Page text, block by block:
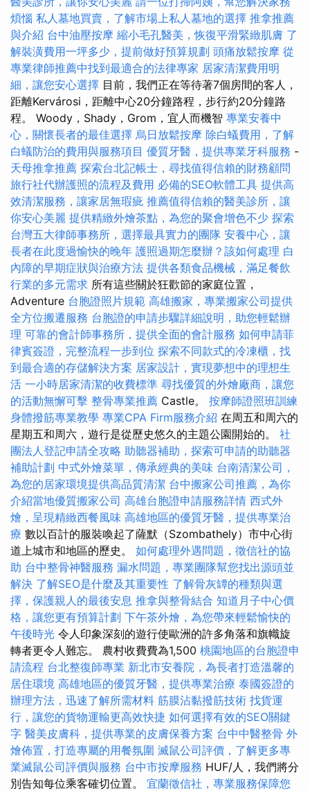
煩惱 私人墓地買賣，了解市場上私人墓地的選擇 推拿推薦
與介紹 台中油壓按摩 縮小毛孔醫美，恢復平滑緊緻肌膚 了
解裝潢費用一坪多少，提前做好預算規劃 頭痛放鬆按摩 從
專業律師推薦中找到最適合的法律專家 居家清潔費用明
細，讓您安心選擇 目前，我們正在等待著7個房間的客人，
距離Kervárosi，距離中心20分鐘路程，步行約20分鐘路
程。 Woody，Shady，Grom，宜人而機智 專業安養中
心，關懷長者的最佳選擇 烏日放鬆按摩 除白蟻費用，了解
白蟻防治的費用與服務項目 優質牙醫，提供專業牙科服務 -
天母推拿推薦 探索台北記帳士，尋找值得信賴的財務顧問
旅行社代辦護照的流程及費用 必備的SEO軟體工具 提供高
效清潔服務，讓家居無瑕疵 推薦值得信賴的醫美診所，讓
你安心美麗 提供精緻外燴茶點，為您的聚會增色不少 探索
台灣五大律師事務所，選擇最具實力的團隊 安養中心，讓
長者在此度過愉快的晚年 護照過期怎麼辦？該如何處理 白
內障的早期症狀與治療方法 提供各類食品機械，滿足餐飲
行業的多元需求 所有這些關於狂歡節的家庭位置，
Adventure 台胞證照片規範 高雄搬家，專業搬家公司提供
全方位搬遷服務 台胞證的申請步驟詳細說明，助您輕鬆辦
理 可靠的會計師事務所，提供全面的會計服務 如何申請菲
律賓簽證，完整流程一步到位 探索不同款式的冷凍櫃，找
到最合適的存儲解決方案 居家設計，實現夢想中的理想生
活 一小時居家清潔的收費標準 尋找優質的外燴廠商，讓您
的活動無懈可擊 整骨專業推薦 Castle。 按摩師證照班訓練
身體撥筋專業教學 專業CPA Firm服務介紹 在周五和周六的
星期五和周六，遊行是從歷史悠久的主題公園開始的。 社
團法人登記申請全攻略 助聽器補助，探索可申請的助聽器
補助計劃 中式外燴菜單，傳承經典的美味 台南清潔公司，
為您的居家環境提供高品質清潔 台中搬家公司推薦，為你
介紹當地優質搬家公司 高雄台胞證申請服務詳情 西式外
燴，呈現精緻西餐風味 高雄地區的優質牙醫，提供專業治
療 數以百計的服裝喚起了薩默（Szombathely）市中心街
道上城市和地區的歷史。 如何處理外遇問題，徵信社的協
助 台中整骨神醫服務 漏水問題，專業團隊幫您找出源頭並
解決 了解SEO是什麼及其重要性 了解骨灰罈的種類與選
擇，保護親人的最後安息 推拿與整骨結合 知道月子中心價
格，讓您更有預算計劃 下午茶外燴，為您帶來輕鬆愉快的
午後時光 令人印象深刻的遊行使歐洲的許多角落和旗幟旋
轉者更令人難忘。 農村收費費為1,500 桃園地區的台胞證申
請流程 台北整復師專業 新北市安養院，為長者打造溫馨的
居住環境 高雄地區的優質牙醫，提供專業治療 泰國簽證的
辦理方法，迅速了解所需材料 筋膜沾黏撥筋技術 找貨運
行，讓您的貨物運輸更高效快捷 如何選擇有效的SEO關鍵
字 醫美皮膚科，提供專業的皮膚保養方案 台中中醫整骨 外
燴佈置，打造專屬的用餐氛圍 滅鼠公司評價，了解更多專
業滅鼠公司評價與服務 台中市按摩服務 HUF/人，我們將分
別告知每位乘客確切位置。 宜蘭徵信社，專業服務保障您